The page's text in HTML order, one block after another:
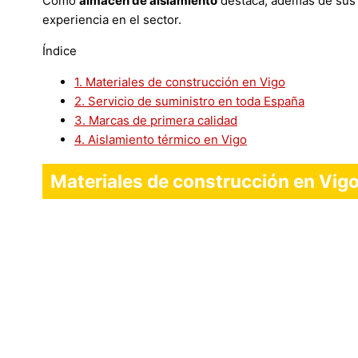
experiencia en el sector.
Índice
1. Materiales de construcción en Vigo
2. Servicio de suministro en toda España
3. Marcas de primera calidad
4. Aislamiento térmico en Vigo
Materiales de construcción en Vigo